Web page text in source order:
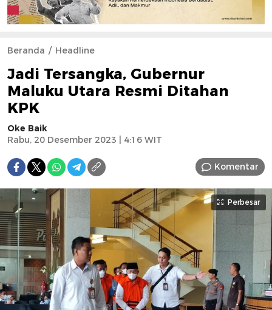
Beranda Headline
Jadi Tersangka, Gubernur
Maluku Utara Resmi Ditahan
KPK
Oke Baik
Rabu, 20 Desember 2023 | 4:16 WIT
Komentar
Perbesar